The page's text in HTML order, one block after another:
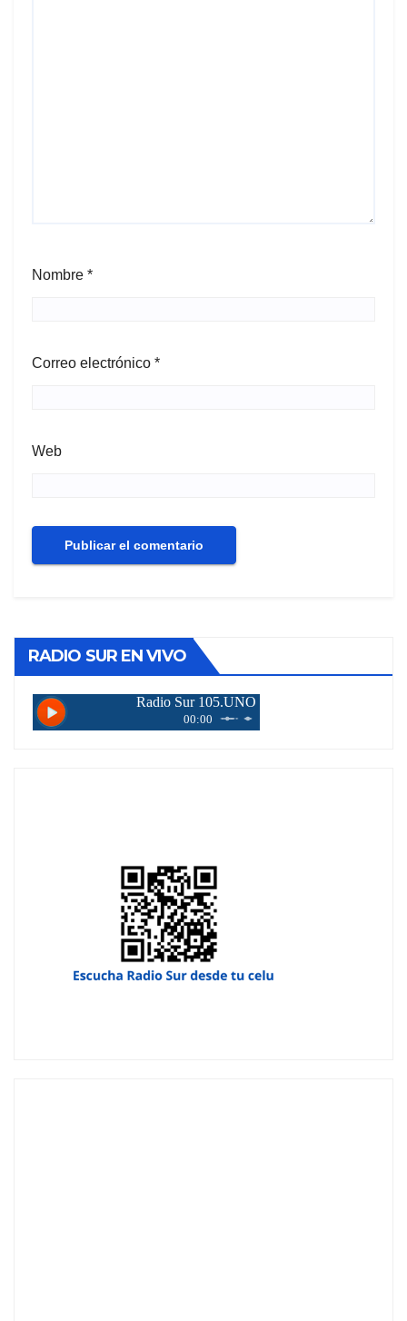
Nombre *
Correo electrónico *
Web
RADIO SUR EN VIVO